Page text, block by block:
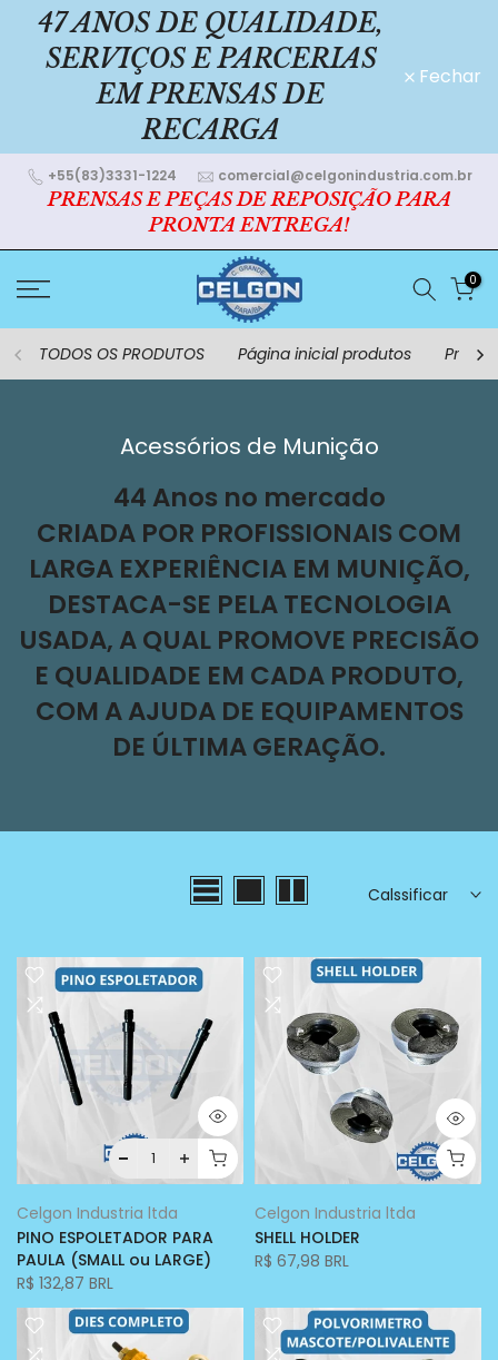
para
47 ANOS DE QUALIDADE,
SERVIÇOS E PARCERIAS
EM PRENSAS DE
RECARGA
Fechar
+55(83)3331-1224 comercial@celgonindustria.com.br
PRENSAS E PEÇAS DE REPOSIÇÃO PARA
PRONTA ENTREGA!
0
TODOS OS PRODUTOS Página inicial produtos
Acessórios de Munição
44 Anos no mercado
CRIADA POR PROFISSIONAIS COM
LARGA EXPERIÊNCIA EM MUNIÇÃO,
DESTACA-SE PELA TECNOLOGIA
USADA, A QUAL PROMOVE PRECISÃO
E QUALIDADE EM CADA PRODUTO,
COM A AJUDA DE EQUIPAMENTOS
DE ÚLTIMA GERAÇÃO.
Calssificar
Celgon Industria ltda
PINO ESPOLETADOR PARA
PAULA (SMALL ou LARGE)
R$ 132,87 BRL
Celgon Industria ltda
SHELL HOLDER
R$ 67,98 BRL